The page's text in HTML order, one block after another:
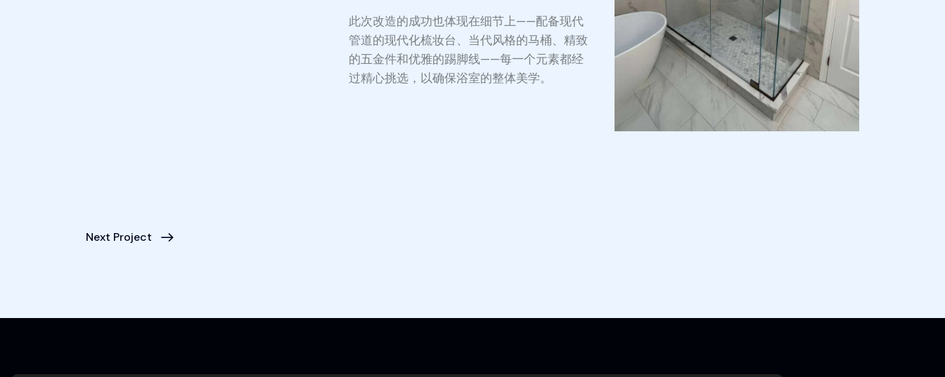
此次改造的成功也体现在细节上——配备现代
管道的现代化梳妆台、当代风格的马桶、精致
的五金件和优雅的踢脚线——每一个元素都经
过精心挑选，以确保浴室的整体美学。
Next Project